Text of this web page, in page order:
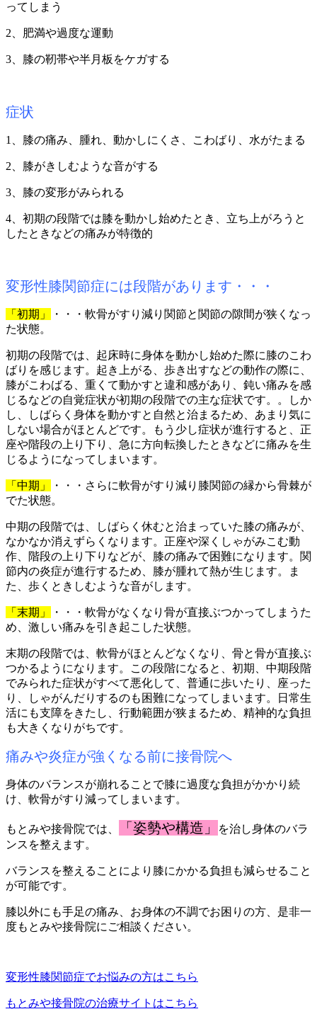
ってしまう
2、肥満や過度な運動
3、膝の靭帯や半月板をケガする
症状
1、膝の痛み、腫れ、動かしにくさ、こわばり、水がたまる
2、膝がきしむような音がする
3、膝の変形がみられる
4、初期の段階では膝を動かし始めたとき、立ち上がろうと
したときなどの痛みが特徴的
変形性膝関節症には段階があります・・・
「初期」
・・・軟骨がすり減り関節と関節の隙間が狭くなっ
た状態。
初期の段階では、起床時に身体を動かし始めた際に膝のこわ
ばりを感じます。起き上がる、歩き出すなどの動作の際に、
膝がこわばる、重くて動かすと違和感があり、鈍い痛みを感
じるなどの自覚症状が初期の段階での主な症状です。。しか
し、しばらく身体を動かすと自然と治まるため、あまり気に
しない場合がほとんどです。もう少し症状が進行すると、正
座や階段の上り下り、急に方向転換したときなどに痛みを生
じるようになってしまいます。
「中期」
・・・さらに軟骨がすり減り膝関節の縁から骨棘が
でた状態。
中期の段階では、しばらく休むと治まっていた膝の痛みが、
なかなか消えずらくなります。正座や深くしゃがみこむ動
作、階段の上り下りなどが、膝の痛みで困難になります。関
節内の炎症が進行するため、膝が腫れて熱が生じます。ま
た、歩くときしむような音がします。
「末期」
・・・軟骨がなくなり骨が直接ぶつかってしまうた
め、激しい痛みを引き起こした状態。
末期の段階では、軟骨がほとんどなくなり、骨と骨が直接ぶ
つかるようになります。この段階になると、初期、中期段階
でみられた症状がすべて悪化して、普通に歩いたり、座った
り、しゃがんだりするのも困難になってしまいます。日常生
活にも支障をきたし、行動範囲が狭まるため、精神的な負担
も大きくなりがちです。
痛みや炎症が強くなる前に接骨院へ
身体のバランスが崩れることで膝に過度な負担がかかり続
け、軟骨がすり減ってしまいます。
もとみや接骨院では、 「姿勢や構造」
を治し身体のバラ
ンスを整えます。
バランスを整えることにより膝にかかる負担も減らせること
が可能です。
膝以外にも手足の痛み、お身体の不調でお困りの方、是非一
度もとみや接骨院にご相談ください。
変形性膝関節症でお悩みの方はこちら
もとみや接骨院の治療サイトはこちら